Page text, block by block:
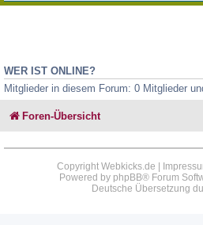
WER IST ONLINE?
Mitglieder in diesem Forum: 0 Mitglieder
Foren-Übersicht
Copyright Webkicks.de |
Powered by phpBB® Forum
Deutsche Übersetzung